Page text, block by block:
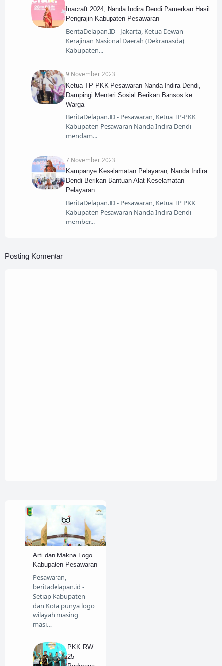
Inacraft 2024, Nanda Indira Dendi Pamerkan Hasil
Pengrajin Kabupaten Pesawaran
BeritaDelapan.ID - Jakarta, Ketua Dewan
Kerajinan Nasional Daerah (Dekranasda)
Kabupaten
9 November 2023
Ketua TP PKK Pesawaran Nanda Indira Dendi,
Dampingi Menteri Sosial Berikan Bansos ke
Warga
BeritaDelapan.ID - Pesawaran, Ketua TP-PKK
Kabupaten Pesawaran Nanda Indira Dendi
mendam
7 November 2023
Kampanye Keselamatan Pelayaran, Nanda Indira
Dendi Berikan Bantuan Alat Keselamatan
Pelayaran
BeritaDelapan.ID - Pesawaran, Ketua TP PKK
Kabupaten Pesawaran Nanda Indira Dendi
member
Posting Komentar
Arti dan Makna Logo
Kabupaten Pesawaran
Pesawaran,
beritadelapan.id -
Setiap Kabupaten
dan Kota punya logo
wilayah masing
masi…
PKK RW
25